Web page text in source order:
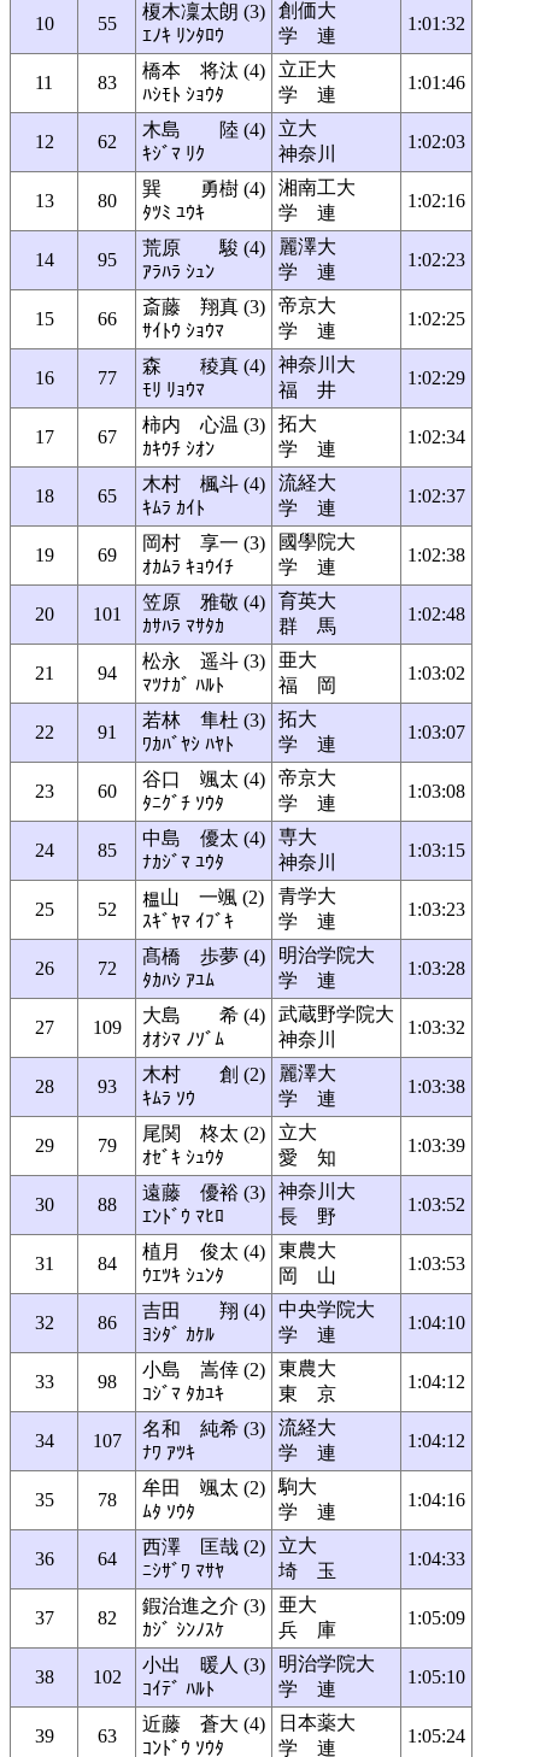
10 55
榎木凜太朗 (3)
ｴﾉｷ ﾘﾝﾀﾛｳ
創価大
学 連
1:01:32
11 83
橋本 将汰 (4)
ﾊｼﾓﾄ ｼｮｳﾀ
立正大
学 連
1:01:46
12 62
木島 陸 (4)
ｷｼﾞﾏ ﾘｸ
立大
神奈川
1:02:03
13 80
巽 勇樹 (4)
ﾀﾂﾐ ﾕｳｷ
湘南工大
学 連
1:02:16
14 95
荒原 駿 (4)
ｱﾗﾊﾗ ｼｭﾝ
麗澤大
学 連
1:02:23
15 66
斎藤 翔真 (3)
ｻｲﾄｳ ｼｮｳﾏ
帝京大
学 連
1:02:25
16 77
森 稜真 (4)
ﾓﾘ ﾘｮｳﾏ
神奈川大
福 井
1:02:29
17 67
柿内 心温 (3)
ｶｷｳﾁ ｼｵﾝ
拓大
学 連
1:02:34
18 65
木村 楓斗 (4)
ｷﾑﾗ ｶｲﾄ
流経大
学 連
1:02:37
19 69
岡村 享一 (3)
ｵｶﾑﾗ ｷｮｳｲﾁ
國學院大
学 連
1:02:38
20 101
笠原 雅敬 (4)
ｶｻﾊﾗ ﾏｻﾀｶ
育英大
群 馬
1:02:48
21 94
松永 遥斗 (3)
ﾏﾂﾅｶﾞ ﾊﾙﾄ
亜大
福 岡
1:03:02
22 91
若林 隼杜 (3)
ﾜｶﾊﾞﾔｼ ﾊﾔﾄ
拓大
学 連
1:03:07
23 60
谷口 颯太 (4)
ﾀﾆｸﾞﾁ ｿｳﾀ
帝京大
学 連
1:03:08
24 85
中島 優太 (4)
ﾅｶｼﾞﾏ ﾕｳﾀ
専大
神奈川
1:03:15
25 52
山 一颯 (2)
ｽｷﾞﾔﾏ ｲﾌﾞｷ
青学大
学 連
1:03:23
26 72
髙橋 歩夢 (4)
ﾀｶﾊｼ ｱﾕﾑ
明治学院大
学 連
1:03:28
27 109
大島 希 (4)
ｵｵｼﾏ ﾉｿﾞﾑ
武蔵野学院大
神奈川
1:03:32
28 93
木村 創 (2)
ｷﾑﾗ ｿｳ
麗澤大
学 連
1:03:38
29 79
尾関 柊太 (2)
ｵｾﾞｷ ｼｭｳﾀ
立大
愛 知
1:03:39
30 88
遠藤 優裕 (3)
ｴﾝﾄﾞｳ ﾏﾋﾛ
神奈川大
長 野
1:03:52
31 84
植月 俊太 (4)
ｳｴﾂｷ ｼｭﾝﾀ
東農大
岡 山
1:03:53
32 86
吉田 翔 (4)
ﾖｼﾀﾞ ｶｹﾙ
中央学院大
学 連
1:04:10
33 98
小島 嵩倖 (2)
ｺｼﾞﾏ ﾀｶﾕｷ
東農大
東 京
1:04:12
34 107
名和 純希 (3)
ﾅﾜ ｱﾂｷ
流経大
学 連
1:04:12
35 78
牟田 颯太 (2)
ﾑﾀ ｿｳﾀ
駒大
学 連
1:04:16
36 64
西澤 匡哉 (2)
ﾆｼｻﾞﾜ ﾏｻﾔ
立大
埼 玉
1:04:33
37 82
鍜治進之介 (3)
ｶｼﾞ ｼﾝﾉｽｹ
亜大
兵 庫
1:05:09
38 102
小出 暖人 (3)
ｺｲﾃﾞ ﾊﾙﾄ
明治学院大
学 連
1:05:10
39 63
近藤 蒼大 (4)
ｺﾝﾄﾞｳ ｿｳﾀ
日本薬大
学 連
1:05:24